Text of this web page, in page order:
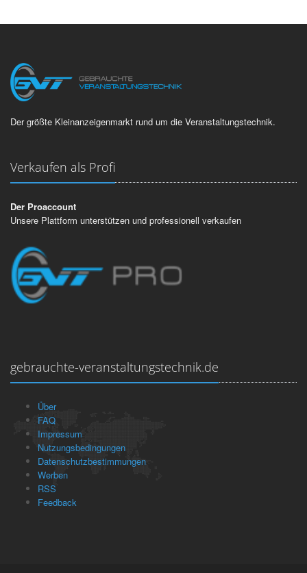
Der größte Kleinanzeigenmarkt rund um die Veranstaltungstechnik.
Verkaufen als Profi
Der Proaccount
Unsere Plattform unterstützen und professionell verkaufen
gebrauchte-veranstaltungstechnik.de
Über
FAQ
Impressum
Nutzungsbedingungen
Datenschutzbestimmungen
Werben
RSS
Feedback